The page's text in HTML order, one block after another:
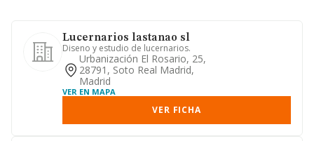
Lucernarios lastanao sl
Diseno y estudio de lucernarios.
Urbanización El Rosario, 25,
28791, Soto Real Madrid,
Madrid
VER EN MAPA
VER FICHA